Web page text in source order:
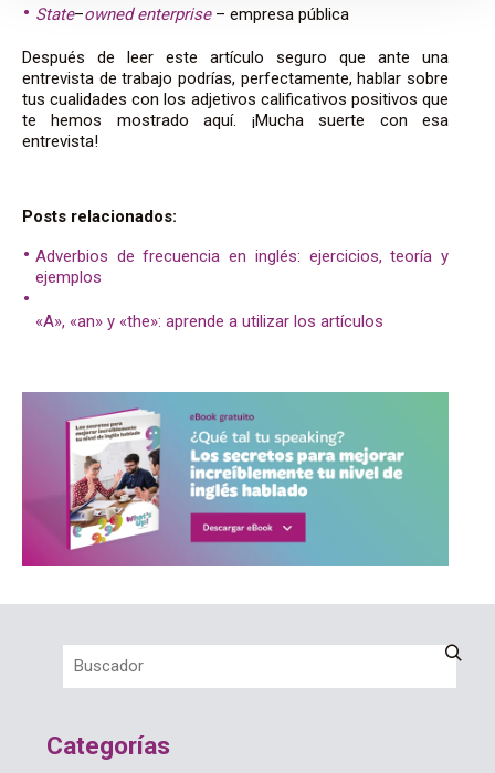
State–owned enterprise– empresa pública
Después de leer este artículo seguro que ante una
entrevista de trabajo podrías, perfectamente, hablar sobre
tus cualidades con los adjetivos calificativos positivos que
te hemos mostrado aquí. ¡Mucha suerte con esa
entrevista!
Posts relacionados:
Adverbios de frecuencia en inglés: ejercicios, teoría y
ejemplos
«A», «an» y «the»: aprende a utilizar los artículos
Categorías